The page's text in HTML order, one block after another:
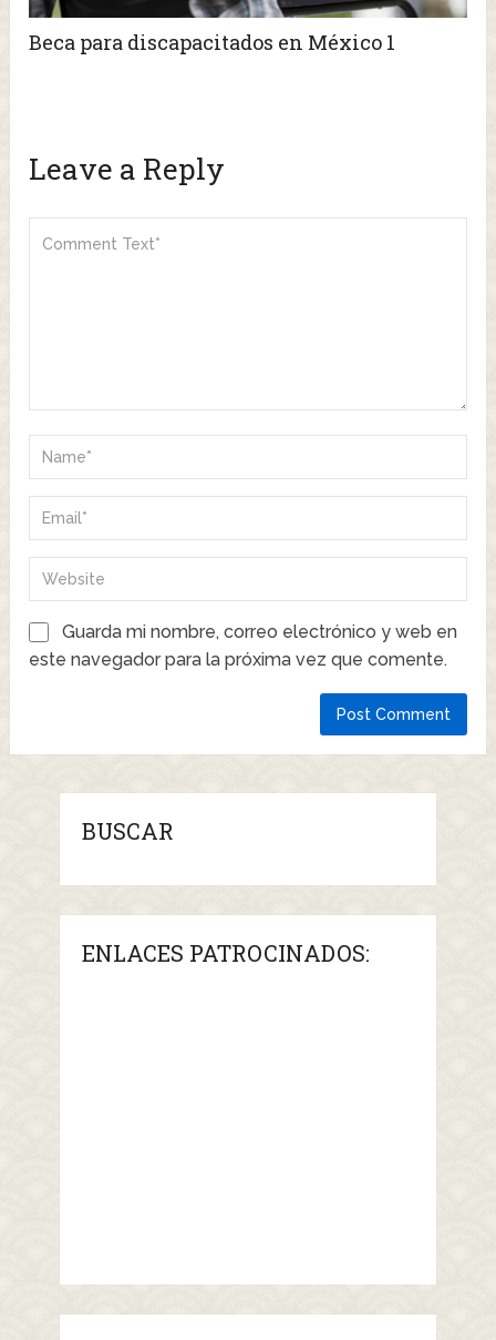
Beca para discapacitados en México 1
Leave a Reply
Guarda mi nombre, correo electrónico y web en
este navegador para la próxima vez que comente.
BUSCAR
ENLACES PATROCINADOS: